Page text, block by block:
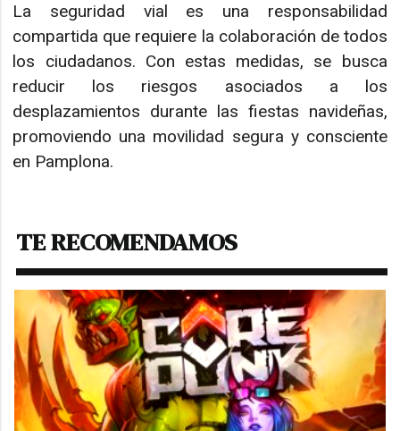
La seguridad vial es una responsabilidad
compartida que requiere la colaboración de todos
los ciudadanos. Con estas medidas, se busca
reducir los riesgos asociados a los
desplazamientos durante las fiestas navideñas,
promoviendo una movilidad segura y consciente
en Pamplona.
TE RECOMENDAMOS